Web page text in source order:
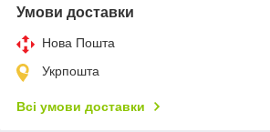
Умови доставки
Нова Пошта
Укрпошта
Всі умови доставки